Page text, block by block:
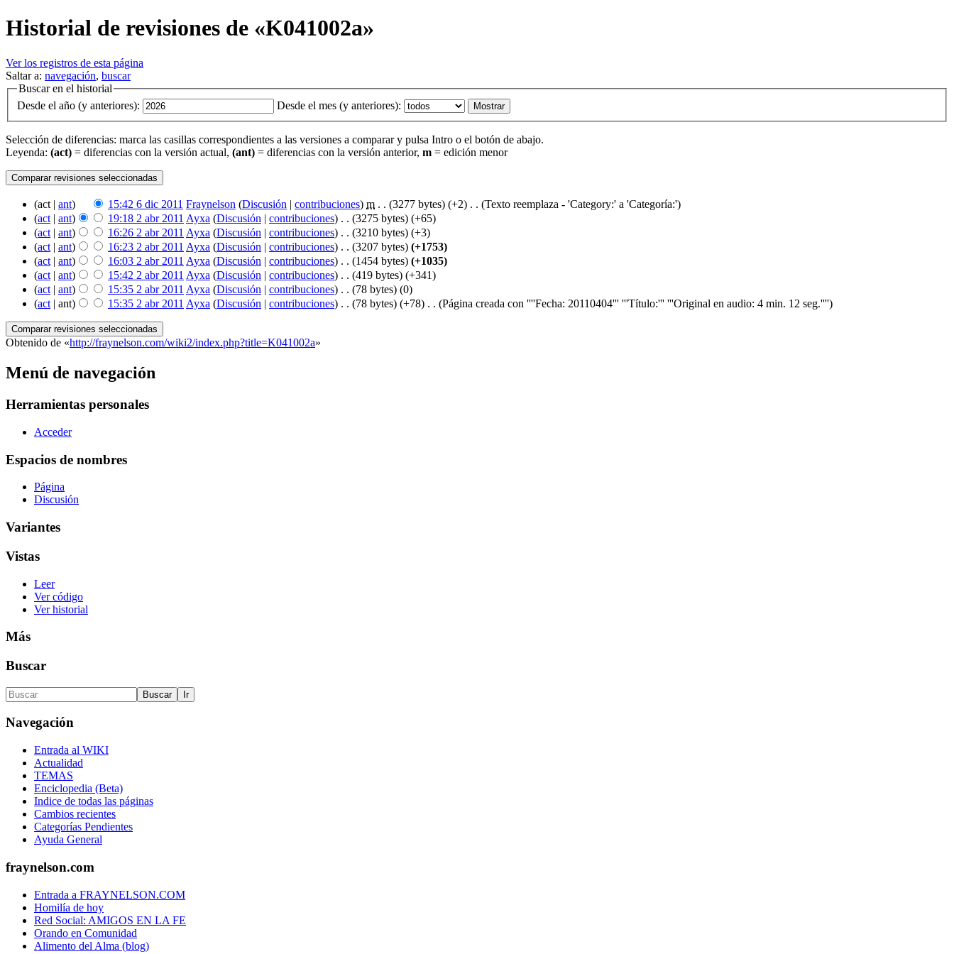
Historial de revisiones de «K041002a»
Ver los registros de esta página
Saltar a: navegación, buscar
Buscar en el historial
Desde el año (y anteriores):
Desde el mes (y anteriores):
Selección de diferencias: marca las casillas correspondientes a las versiones a comparar y pulsa Intro o el botón de abajo.
Leyenda: (act) = diferencias con la versión actual, (ant) = diferencias con la versión anterior, m = edición menor
(act | ant) 15:42 6 dic 2011 Fraynelson (Discusión contribuciones) m . . (3277 bytes) (+2) . . (Texto reemplaza - 'Category:' a 'Categoría:')
(act| ant) 19:18 2 abr 2011 Ayxa (Discusión contribuciones) . . (3275 bytes) (+65)
(act| ant) 16:26 2 abr 2011 Ayxa (Discusión contribuciones) . . (3210 bytes) (+3)
(act| ant) 16:23 2 abr 2011 Ayxa (Discusión contribuciones) . . (3207 bytes) (+1753)
(act| ant) 16:03 2 abr 2011 Ayxa (Discusión contribuciones) . . (1454 bytes) (+1035)
(act| ant) 15:42 2 abr 2011 Ayxa (Discusión contribuciones) . . (419 bytes) (+341)
(act| ant) 15:35 2 abr 2011 Ayxa (Discusión contribuciones) . . (78 bytes) (0)
(act| ant) 15:35 2 abr 2011 Ayxa (Discusión contribuciones) . . (78 bytes) (+78) . . (Página creada con ''''Fecha: 20110404''' '''Título:''' '''Original en audio: 4 min. 12 seg.'''')
Obtenido de «http://fraynelson.com/wiki2/index.php?title=K041002a»
Menú de navegación
Herramientas personales
Acceder
Espacios de nombres
Página
Discusión
Variantes
Vistas
Leer
Ver código
Ver historial
Más
Buscar
Navegación
Entrada al WIKI
Actualidad
TEMAS
Enciclopedia (Beta)
Indice de todas las páginas
Cambios recientes
Categorías Pendientes
Ayuda General
fraynelson.com
Entrada a FRAYNELSON.COM
Homilía de hoy
Red Social: AMIGOS EN LA FE
Orando en Comunidad
Alimento del Alma (blog)